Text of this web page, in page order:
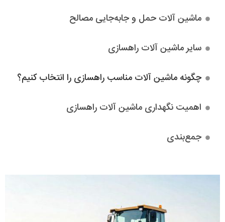
ماشین آلات حمل و جابه‌جایی مصالح
سایر ماشین آلات راهسازی
چگونه ماشین آلات مناسب راهسازی را انتخاب کنیم؟
اهمیت نگهداری ماشین آلات راهسازی
جمع‌بندی